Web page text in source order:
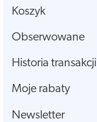
Koszyk
Obserwowane
Historia transakcji
Moje rabaty
Newsletter